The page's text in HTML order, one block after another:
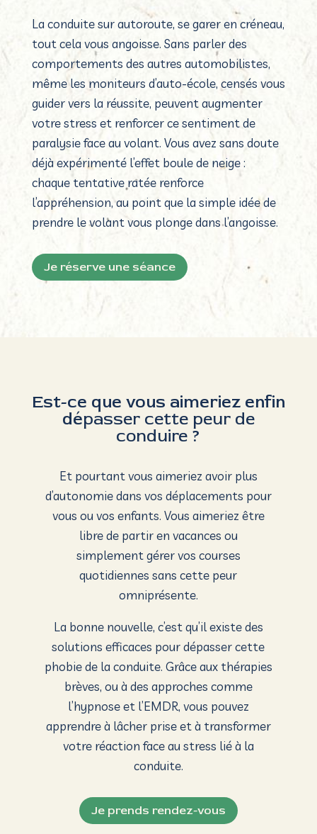
La conduite sur autoroute, se garer en créneau,
tout cela vous angoisse. Sans parler des
comportements des autres automobilistes,
même les moniteurs d’auto-école, censés vous
guider vers la réussite, peuvent augmenter
votre stress et renforcer ce sentiment de
paralysie face au volant. Vous avez sans doute
déjà expérimenté l’effet boule de neige :
chaque tentative ratée renforce
l’appréhension, au point que la simple idée de
prendre le volant vous plonge dans l’angoisse.
Je réserve une séance
Est-ce que vous aimeriez enfin
dépasser cette peur de
conduire ?
Et pourtant vous aimeriez avoir plus
d’autonomie dans vos déplacements pour
vous ou vos enfants. Vous aimeriez être
libre de partir en vacances ou
simplement gérer vos courses
quotidiennes sans cette peur
omniprésente.
La bonne nouvelle, c’est qu’il existe des
solutions efficaces pour dépasser cette
phobie de la conduite. Grâce aux thérapies
brèves, ou à des approches comme
l’hypnose et l’EMDR, vous pouvez
apprendre à lâcher prise et à transformer
votre réaction face au stress lié à la
conduite.
Je prends rendez-vous